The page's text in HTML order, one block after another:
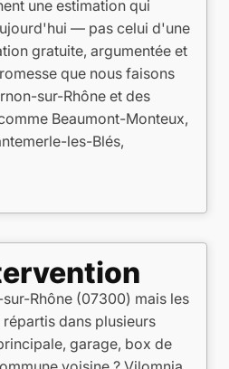
une estimation qui
— pas celui d'une
gratuite, argumentée et
que nous faisons
sur-Rhône et des
Beaumont-Monteux,
les-Blés,
Rhône (07300) mais les
dans plusieurs
garage, box de